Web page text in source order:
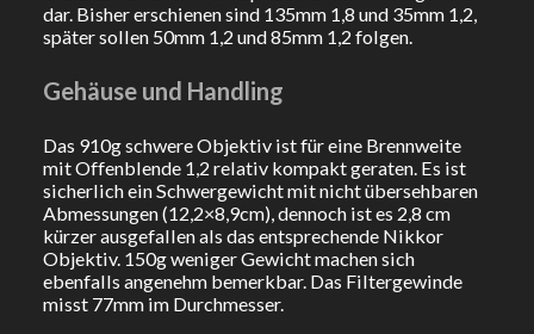
dar. Bisher erschienen sind 135mm 1,8 und 35mm 1,2,
später sollen 50mm 1,2 und 85mm 1,2 folgen.
Gehäuse und Handling
Das 910g schwere Objektiv ist für eine Brennweite
mit Offenblende 1,2 relativ kompakt geraten. Es ist
sicherlich ein Schwergewicht mit nicht übersehbaren
Abmessungen (12,2×8,9cm), dennoch ist es 2,8 cm
kürzer ausgefallen als das entsprechende Nikkor
Objektiv. 150g weniger Gewicht machen sich
ebenfalls angenehm bemerkbar. Das Filtergewinde
misst 77mm im Durchmesser.